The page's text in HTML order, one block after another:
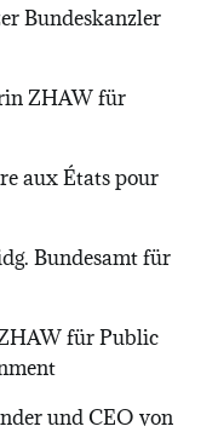
Bundeskanzler
ZHAW für
aux États pour
Bundesamt für
für Public
und CEO von